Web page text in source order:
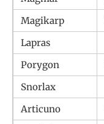
Magikarp
Lapras
Porygon
Snorlax
Articuno